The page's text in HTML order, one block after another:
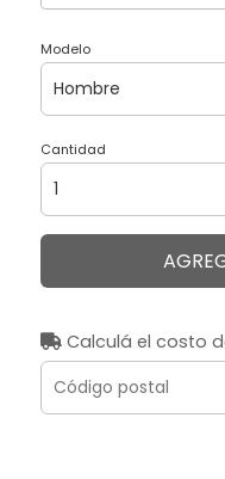
Modelo
Cantidad
Calculá el costo